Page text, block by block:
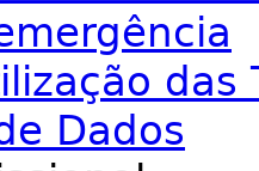
das
Dados